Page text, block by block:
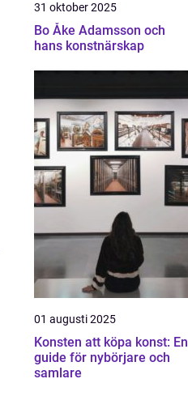
31 oktober 2025
Bo Åke Adamsson och
hans konstnärskap
01 augusti 2025
Konsten att köpa konst: En
guide för nybörjare och
samlare